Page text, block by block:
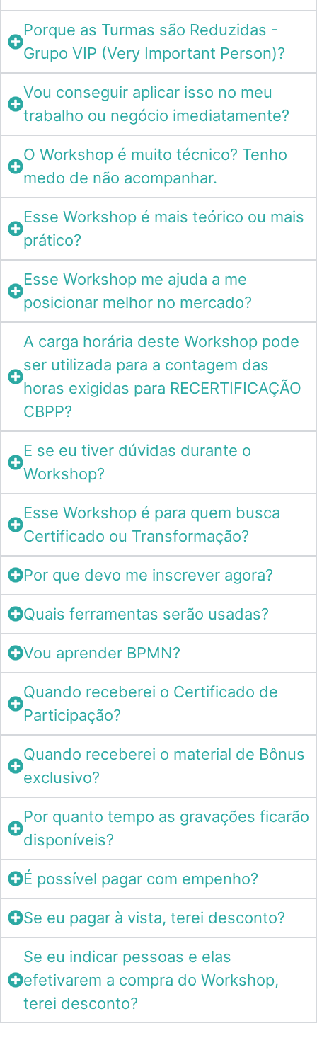
Porque as Turmas são Reduzidas -
Grupo VIP (Very Important Person)?
Vou conseguir aplicar isso no meu
trabalho ou negócio imediatamente?
O Workshop é muito técnico? Tenho
medo de não acompanhar.
Esse Workshop é mais teórico ou mais
prático?
Esse Workshop me ajuda a me
posicionar melhor no mercado?
A carga horária deste Workshop pode
ser utilizada para a contagem das
horas exigidas para RECERTIFICAÇÃO
CBPP?
E se eu tiver dúvidas durante o
Workshop?
Esse Workshop é para quem busca
Certificado ou Transformação?
Por que devo me inscrever agora?
Quais ferramentas serão usadas?
Vou aprender BPMN?
Quando receberei o Certificado de
Participação?
Quando receberei o material de Bônus
exclusivo?
Por quanto tempo as gravações ficarão
disponíveis?
É possível pagar com empenho?
Se eu pagar à vista, terei desconto?
Se eu indicar pessoas e elas
efetivarem a compra do Workshop,
terei desconto?